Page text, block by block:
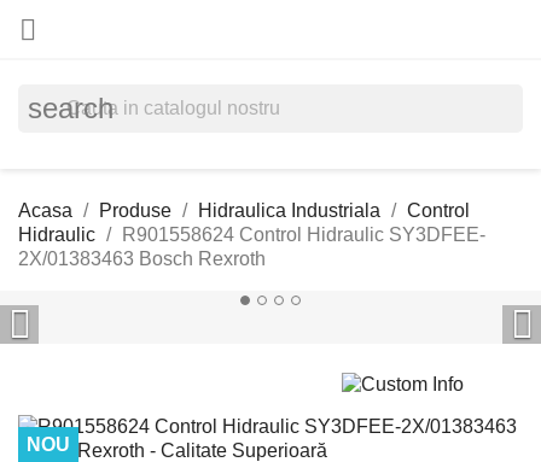

search
Acasa Produse Hidraulica Industriala
Control
Hidraulic
R901558624 Control Hidraulic SY3DFEE-
2X/01383463 Bosch Rexroth
 
NOU